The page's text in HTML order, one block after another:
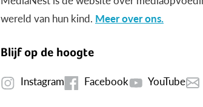
wereld van hun kind. Meer over ons.
Blijf op de hoogte
Instagram Facebook YouTube